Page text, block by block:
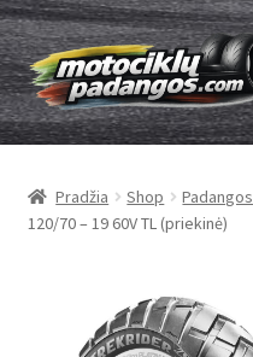
Pereiti
prie
meniu
Pereiti
prie
turinio
Padangos
Kameros
Kaip užsisakyti
Pradžia Shop Padangos
120/70 – 19 60V TL (priekinė)